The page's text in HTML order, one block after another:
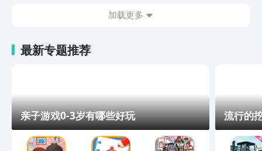
加载更多
最新专题推荐
亲子游戏0-3岁有哪些好玩 流行的